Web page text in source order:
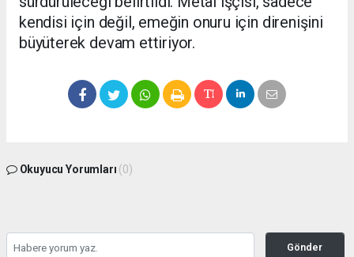
kendisi için değil, emeğin onuru için direnişini
büyüterek devam ettiriyor.
Okuyucu Yorumları (0)
Gönder